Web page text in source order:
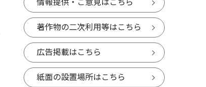
4
情報提供・ご意見はこちら
著作物の二次利用等はこちら
広告掲載はこちら
紙面の設置場所はこちら